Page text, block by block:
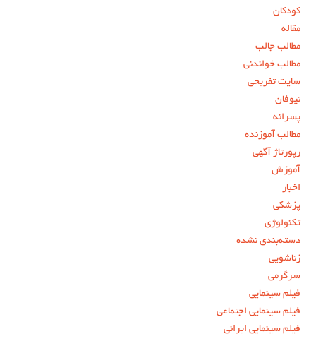
کودکان
مقاله
مطالب جالب
مطالب خواندنی
سایت تفریحی
نیوفان
پسرانه
مطالب آموزنده
رپورتاژ آگهی
آموزش
اخبار
پزشکی
تکنولوژی
دسته‌بندی نشده
زناشویی
سرگرمی
فیلم سینمایی
فیلم سینمایی اجتماعی
فیلم سینمایی ایرانی